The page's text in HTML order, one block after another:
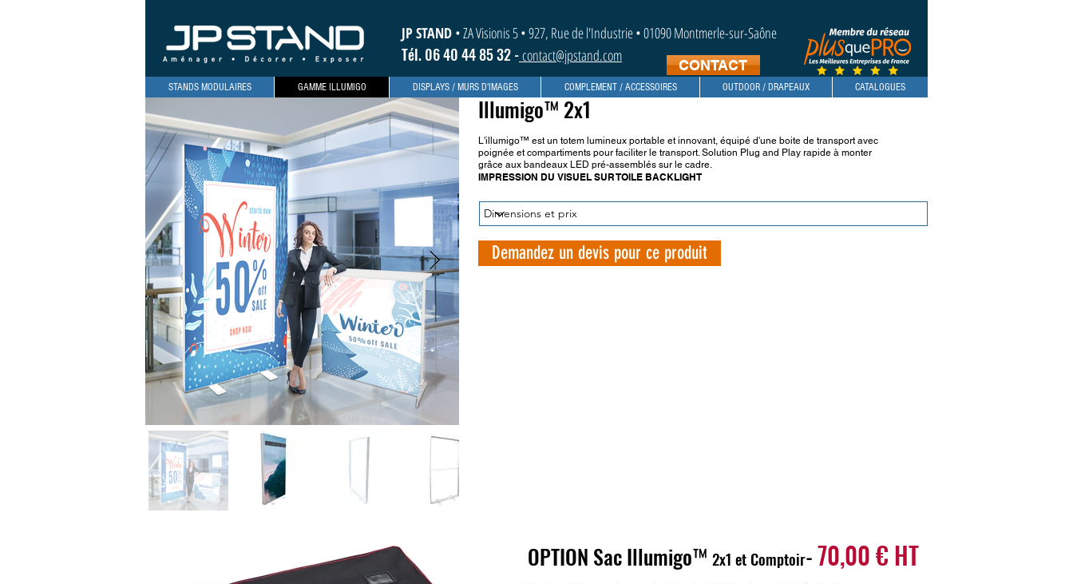
STANDS MODULAIRES GAMME ILLUMIGO DISPLAYS / MURS D'IMAGES COMPLEMENT / ACCESSOIRES OUTDOOR / DRAPEAUX CATALOGUES
JP STAND • ZA Visionis 5 • 927, Rue de l'Industrie • 01090 Montmerle-sur-Saône
Tél. 06 40 44 85 32 -contact@jpstand.com
CONTACT
Illumigo™ 2x1
L'illumigo™ est un totem lumineux portable et innovant, équipé d'une boite de transport avec
poignée et compartiments pour faciliter le transport. Solution Plug and Play rapide à monter
grâce aux bandeaux LED pré-assemblés sur le cadre.
IMPRESSION DU VISUEL SUR TOILE BACKLIGHT
Demandez un devis pour ce produit
OPTION Sac Illumigo™ 2x1 et Comptoir-70,00 € HT